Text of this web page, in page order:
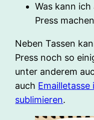
Was kann
Press
Neben Tassen
Press noch so
unter anderem
auch
sublimieren.